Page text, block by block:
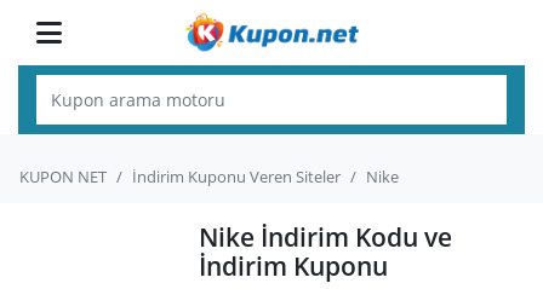
KUPON NET İndirim Kuponu Veren Siteler Nike
Nike İndirim Kodu ve
İndirim Kuponu